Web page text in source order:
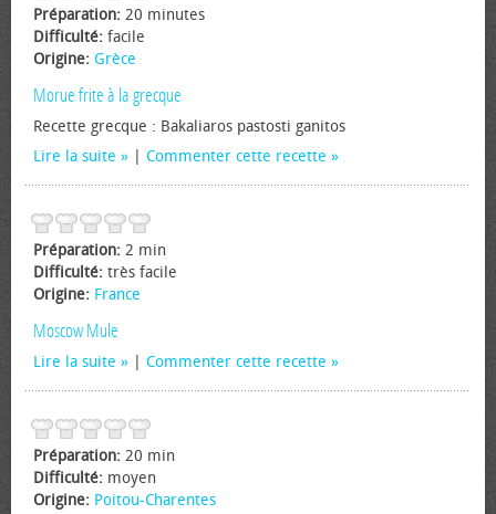
Préparation: 20 minutes
Difficulté: facile
Origine: Grèce
Morue frite à la grecque
Recette grecque : Bakaliaros pastosti ganitos
Lire la suite
Commenter cette recette
Préparation: 2 min
Difficulté: très facile
Origine: France
Moscow Mule
Lire la suite Commenter cette recette
Préparation: 20 min
Difficulté: moyen
Origine: Poitou-Charentes